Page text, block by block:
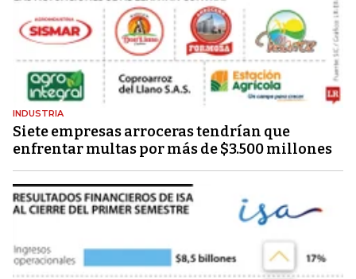
INDUSTRIA
Siete empresas arroceras tendrían que
enfrentar multas por más de $3.500 millones